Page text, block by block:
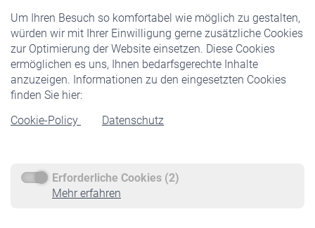
Um Ihren Besuch so komfortabel wie möglich zu gestalten,
würden wir mit Ihrer Einwilligung gerne zusätzliche Cookies
zur Optimierung der Website einsetzen. Diese Cookies
ermöglichen es uns, Ihnen bedarfsgerechte Inhalte
anzuzeigen. Informationen zu den eingesetzten Cookies
finden Sie hier:
Cookie-Policy
Datenschutz
Erforderliche Cookies (2)
Mehr erfahren
Staatliche Förderung
Veranstaltungen
Rentner
Rentenbeginn
Rente beantragen
Service
Informationen